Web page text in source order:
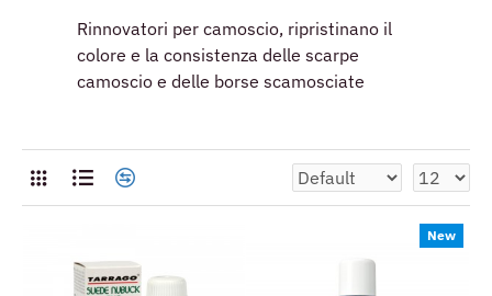
Rinnovatori per camoscio, ripristinano il
colore e la consistenza delle scarpe
camoscio e delle borse scamosciate
New